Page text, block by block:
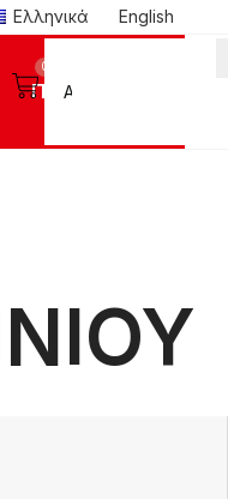
Ελληνικά English
Προϊόντα
0